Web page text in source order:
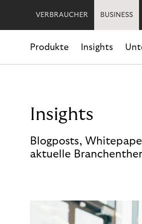
VERBRAUCHER BUSINESS
Produkte Insights
Insights
Blogposts,
aktuelle